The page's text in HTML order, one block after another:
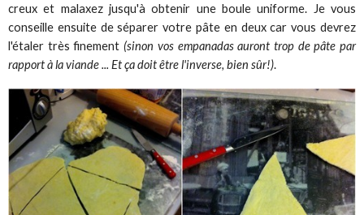
creux et malaxez jusqu'à obtenir une boule uniforme. Je vous
conseille ensuite de séparer votre pâte en deux car vous devrez
l'étaler très finement (sinon vos empanadas auront trop de pâte par
rapport à la viande ... Et ça doit être l'inverse, bien sûr!).